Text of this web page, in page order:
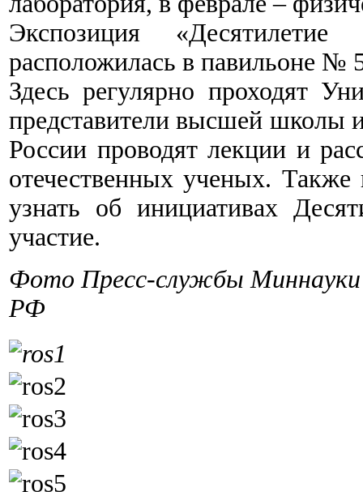
Экспозиция
расположилась в павильоне
Здесь регулярно проходят
представители высшей школы
России проводят лекции и
отечественных ученых.
узнать об инициативах
участие.
Фото Пресс-службы Миннауки
РФ